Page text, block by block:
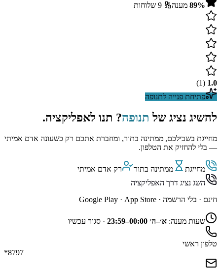
89% מענה🔢
9 שלוחות
1.0
(
1
)
פתיחת פנייה לתנופה
להשיג נציג של תנופה? תנו לאפליקציה.
מחייגת בשבילכם, ממתינה בתור, ומחברת אתכם רק כשעונה אדם אמיתי
— בלי להחזיק את הטלפון.
מחייגת ממתינה בתור
רק אדם אמיתי
השג נציג דרך האפליקציה
חינם · בלי הרשמה · App Store
·
Google Play
שעות מענה: א׳–ה׳ 00:00–23:59 · סגור עכשיו
טלפון ראשי
*8797